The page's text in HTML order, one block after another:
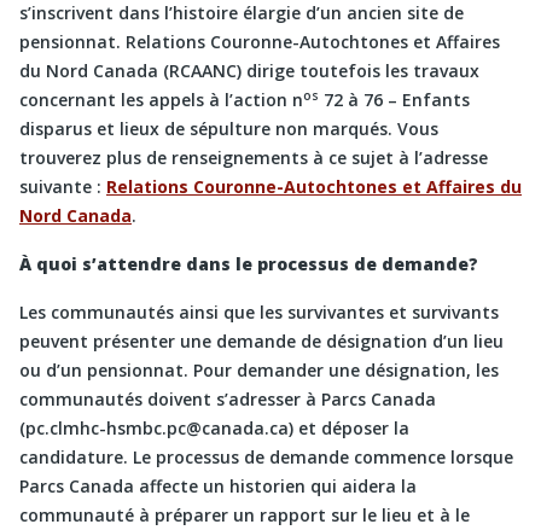
s’inscrivent dans l’histoire élargie d’un ancien site de
pensionnat. Relations Couronne-Autochtones et Affaires
du Nord Canada (RCAANC) dirige toutefois les travaux
concernant les appels à l’action nos 72 à 76 – Enfants
disparus et lieux de sépulture non marqués. Vous
trouverez plus de renseignements à ce sujet à l’adresse
suivante : Relations Couronne-Autochtones et Affaires du
Nord Canada.
À quoi s’attendre dans le processus de demande?
Les communautés ainsi que les survivantes et survivants
peuvent présenter une demande de désignation d’un lieu
ou d’un pensionnat. Pour demander une désignation, les
communautés doivent s’adresser à Parcs Canada
(pc.clmhc-hsmbc.pc@canada.ca) et déposer la
candidature. Le processus de demande commence lorsque
Parcs Canada affecte un historien qui aidera la
communauté à préparer un rapport sur le lieu et à le